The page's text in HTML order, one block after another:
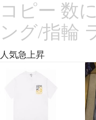
コピー 数
ング/指輪
人気急上昇